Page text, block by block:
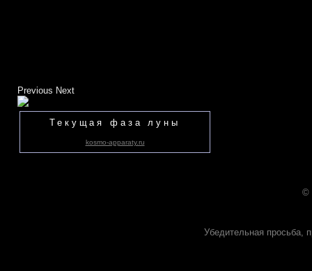
Previous Next
Текущая фаза луны
kosmo-apparaty.ru
©
Убедительная просьба,